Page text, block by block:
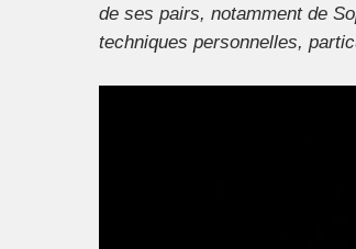
de ses pairs, notamment de
techniques personnelles,